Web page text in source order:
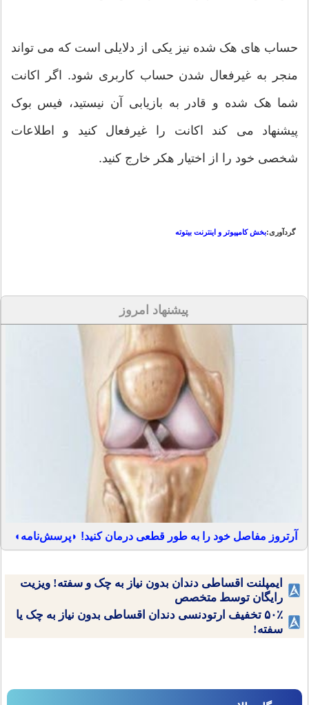
حساب های هک شده نیز یکی از دلایلی است که می تواند
منجر به غیرفعال شدن حساب کاربری شود. اگر اکانت
شما هک شده و قادر به بازیابی آن نیستید، فیس بوک
پیشنهاد می کند اکانت را غیرفعال کنید و اطلاعات
شخصی خود را از اختیار هکر خارج کنید.
گردآوری:بخش کامپیوتر و اینترنت بیتوته
پیشنهاد امروز
آرتروز مفاصل خود را به طور قطعی درمان کنید! ◗پرسش‌نامه◖
ایمپلنت اقساطی دندان بدون نیاز به چک و سفته! ویزیت
رایگان توسط متخصص
۵۰٪ تخفیف ارتودنسی دندان اقساطی بدون نیاز به چک یا
سفته!